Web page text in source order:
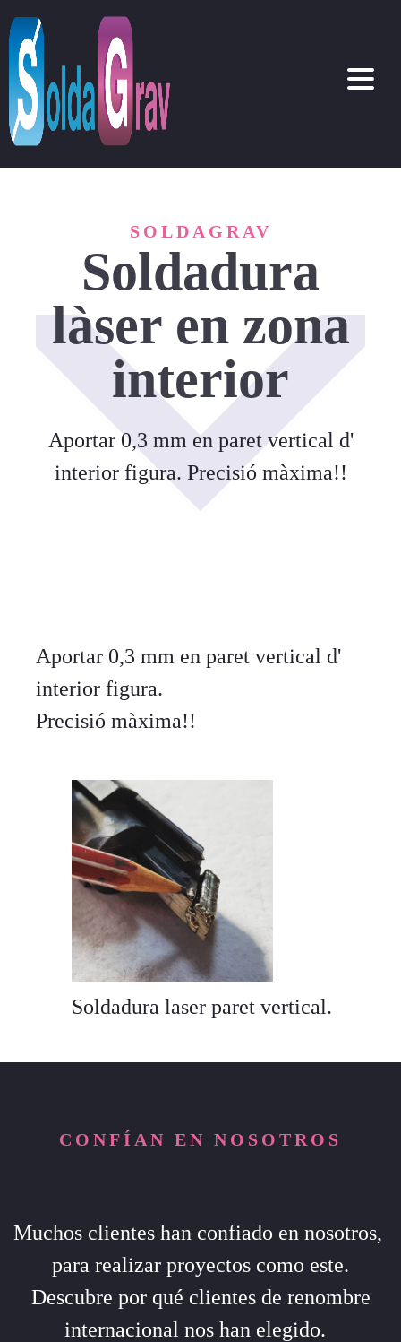
SOLDAGRAV
Soldadura
làser en zona
interior
Aportar 0,3 mm en paret vertical d'
interior figura. Precisió màxima!!
Aportar 0,3 mm en paret vertical d'
interior figura.
Precisió màxima!!
Soldadura laser paret vertical.
CONFÍAN EN NOSOTROS
Muchos clientes han confiado en nosotros,
para realizar proyectos como este.
Descubre por qué clientes de renombre
internacional nos han elegido.